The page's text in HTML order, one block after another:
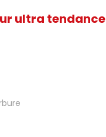
ultra tendance